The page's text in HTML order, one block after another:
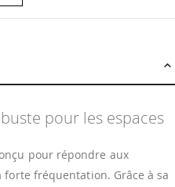
pour les espaces
pour répondre aux
forte fréquentation. Grâce à sa